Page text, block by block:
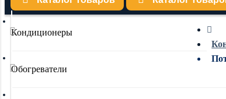
Кондиционеры
Обогреватели